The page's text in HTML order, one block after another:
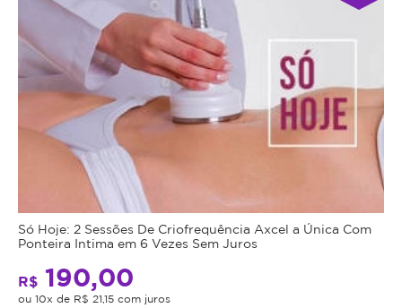
Só Hoje: 2 Sessões De Criofrequência Axcel a Única Com
Ponteira Intima em 6 Vezes Sem Juros
R$ 190,00
ou 10x de R$ 21,15 com juros